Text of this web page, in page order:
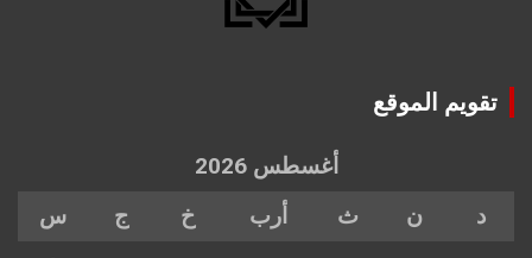
تقويم الموقع
أغسطس 2026
د
ن ث أرب خ ج
س